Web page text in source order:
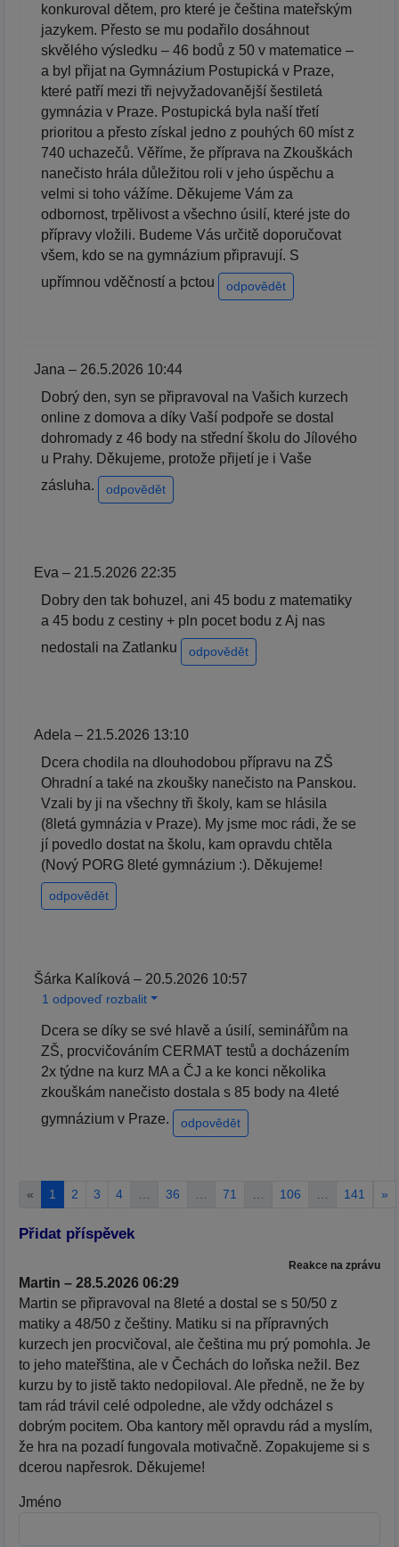
konkuroval dětem, pro které je čeština mateřským
jazykem. Přesto se mu podařilo dosáhnout
skvělého výsledku – 46 bodů z 50 v matematice –
a byl přijat na Gymnázium Postupická v Praze,
které patří mezi tři nejvyžadovanější šestiletá
gymnázia v Praze. Postupická byla naší třetí
prioritou a přesto získal jedno z pouhých 60 míst z
740 uchazečů. Věříme, že příprava na Zkouškách
nanečisto hrála důležitou roli v jeho úspěchu a
velmi si toho vážíme. Děkujeme Vám za
odbornost, trpělivost a všechno úsilí, které jste do
přípravy vložili. Budeme Vás určitě doporučovat
všem, kdo se na gymnázium připravují. S
upřímnou vděčností a þctou
odpovědět
Jana – 26.5.2026 10:44
Dobrý den, syn se připravoval na Vašich kurzech
online z domova a díky Vaší podpoře se dostal
dohromady z 46 body na střední školu do Jílového
u Prahy. Děkujeme, protože přijetí je i Vaše
zásluha.
odpovědět
Eva – 21.5.2026 22:35
Dobry den tak bohuzel, ani 45 bodu z matematiky
a 45 bodu z cestiny + pln pocet bodu z Aj nas
nedostali na Zatlanku
odpovědět
Adela – 21.5.2026 13:10
Dcera chodila na dlouhodobou přípravu na ZŠ
Ohradní a také na zkoušky nanečisto na Panskou.
Vzali by ji na všechny tři školy, kam se hlásila
(8letá gymnázia v Praze). My jsme moc rádi, že se
jí povedlo dostat na školu, kam opravdu chtěla
(Nový PORG 8leté gymnázium :). Děkujeme!
odpovědět
Šárka Kalíková – 20.5.2026 10:57
1 odpoveď rozbalit
Dcera se díky se své hlavě a úsilí, seminářům na
ZŠ, procvičováním CERMAT testů a docházením
2x týdne na kurz MA a ČJ a ke konci několika
zkouškám nanečisto dostala s 85 body na 4leté
gymnázium v Praze.
odpovědět
« 1 2 3 4 36 71 106 141 »
Přidat příspěvek
Reakce na zprávu
Martin – 28.5.2026 06:29
Martin se připravoval na 8leté a dostal se s 50/50 z
matiky a 48/50 z češtiny. Matiku si na přípravných
kurzech jen procvičoval, ale čeština mu prý pomohla. Je
to jeho mateřština, ale v Čechách do loňska nežil. Bez
kurzu by to jistě takto nedopiloval. Ale předně, ne že by
tam rád trávil celé odpoledne, ale vždy odcházel s
dobrým pocitem. Oba kantory měl opravdu rád a myslím,
že hra na pozadí fungovala motivačně. Zopakujeme si s
dcerou napřesrok. Děkujeme!
Jméno